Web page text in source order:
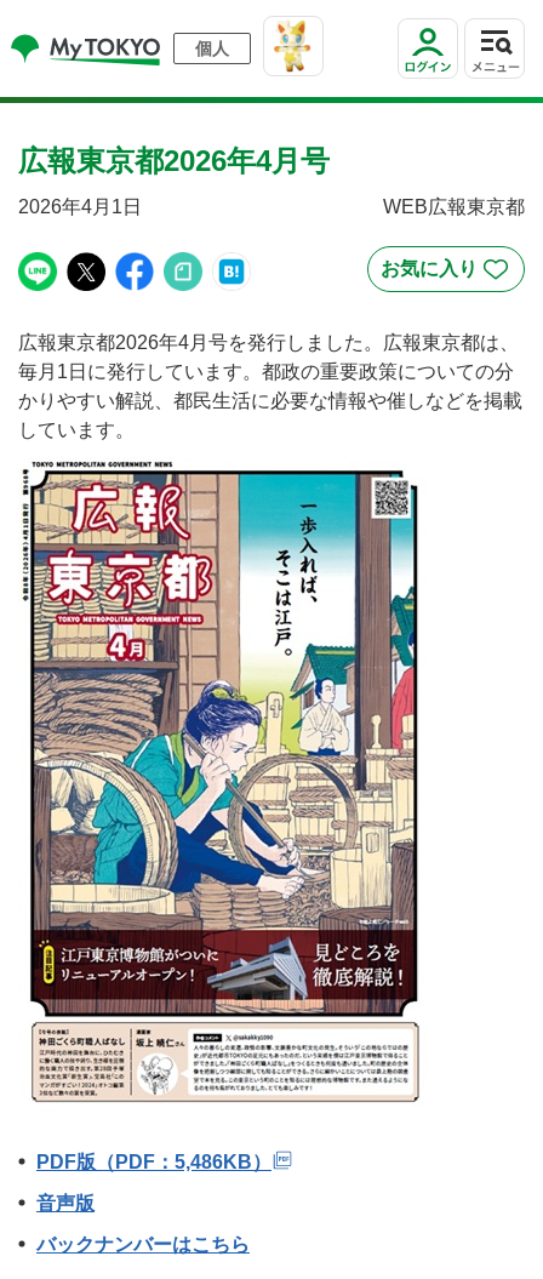
個人
広報東京都2026年4月号
2026年4月1日 WEB広報東京都
広報東京都2026年4月号を発行しました。広報東京都は、
毎月1日に発行しています。都政の重要政策についての分
かりやすい解説、都民生活に必要な情報や催しなどを掲載
しています。
PDF版（PDF：5,486KB）
音声版
バックナンバーはこちら